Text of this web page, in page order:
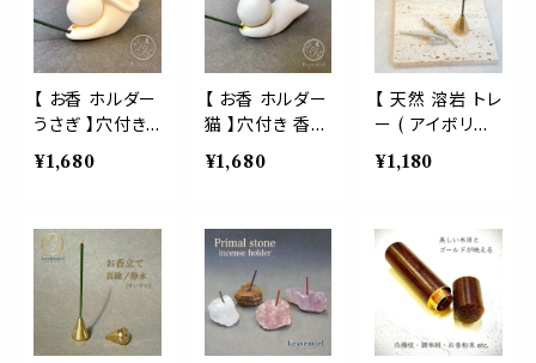
【 お香 ホルダー
うさぎ 】穴付き
香差し 兎 セラミ
ック 線香 立て
ィック ラビット
モチーフ ペット
インテリア 浄化
ヨガ 瞑想 インテ
リア 小物 エネル
ギー
¥1,680
【 お香 ホルダー
猫 】穴付き 香差
し ネコ セラミッ
ク 線香 立て イ
ック キャット モ
チーフ ペット イ
ンテリア 浄化 ヨ
ガ 瞑想 インテリ
ア 小物 エネル
ギー
¥1,680
【 天然 溶岩 トレ
ー ( アイボリー
)】 1枚 ラバ スト
ーン パワー 象
マグマ 自然 香
皿 パロサント イ
ンセンス トレイ
インテリア 雑貨
アクセサリー コ
ースター オフィ
¥1,180